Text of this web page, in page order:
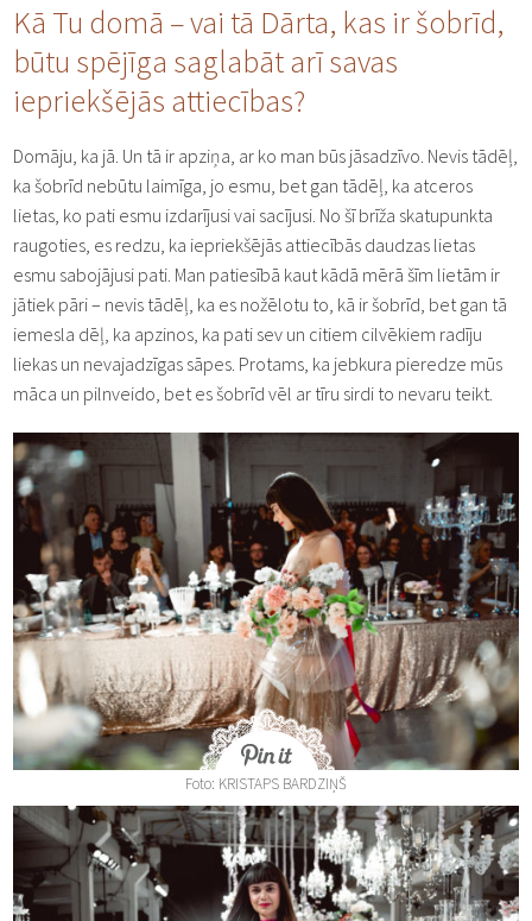
Kā Tu domā – vai tā Dārta, kas ir šobrīd,
būtu spējīga saglabāt arī savas
iepriekšējās attiecības?
Domāju, ka jā. Un tā ir apziņa, ar ko man būs jāsadzīvo. Nevis tādēļ,
ka šobrīd nebūtu laimīga, jo esmu, bet gan tādēļ, ka atceros
lietas, ko pati esmu izdarījusi vai sacījusi. No šī brīža skatupunkta
raugoties, es redzu, ka iepriekšējās attiecībās daudzas lietas
esmu sabojājusi pati. Man patiesībā kaut kādā mērā šīm lietām ir
jātiek pāri – nevis tādēļ, ka es nožēlotu to, kā ir šobrīd, bet gan tā
iemesla dēļ, ka apzinos, ka pati sev un citiem cilvēkiem radīju
liekas un nevajadzīgas sāpes. Protams, ka jebkura pieredze mūs
māca un pilnveido, bet es šobrīd vēl ar tīru sirdi to nevaru teikt.
Foto: KRISTAPS BARDZIŅŠ